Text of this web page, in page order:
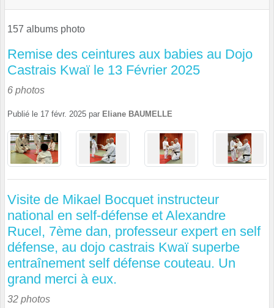
157 albums photo
Remise des ceintures aux babies au Dojo
Castrais Kwaï le 13 Février 2025
6 photos
Publié le 17 févr. 2025 par Eliane BAUMELLE
Visite de Mikael Bocquet instructeur
national en self-défense et Alexandre
Rucel, 7ème dan, professeur expert en self
défense, au dojo castrais Kwaï superbe
entraînement self défense couteau. Un
grand merci à eux.
32 photos